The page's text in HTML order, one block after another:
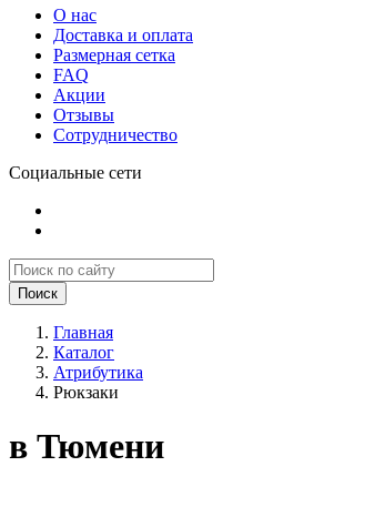
О нас
Доставка и оплата
Размерная сетка
FAQ
Акции
Отзывы
Сотрудничество
Социальные сети
Поиск
Главная
Каталог
Атрибутика
Рюкзаки
в Тюмени